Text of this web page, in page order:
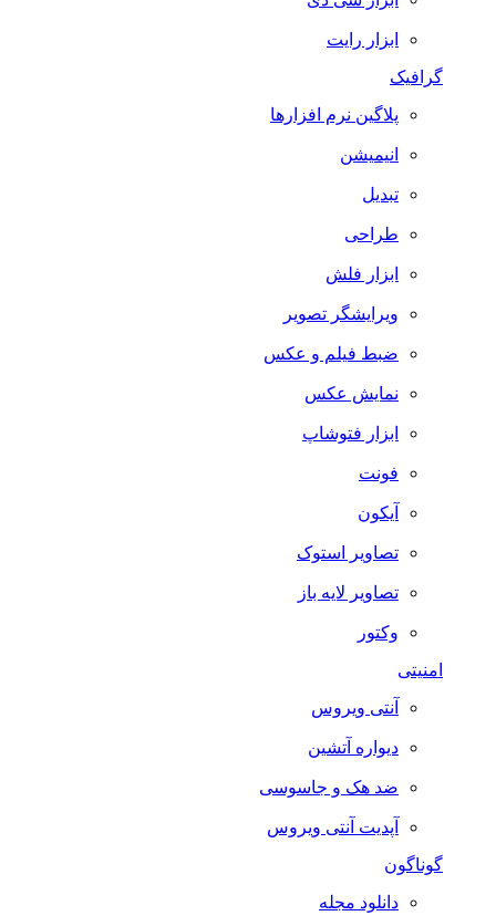
ابزار رایت
گرافیک
پلاگین نرم افزارها
انیمیشن
تبدیل
طراحی
ابزار فلش
ویرایشگر تصویر
ضبط فيلم و عكس
نمایش عکس
ابزار فتوشاپ
فونت
آیکون
تصاویر استوک
تصاویر لایه باز
وکتور
امنیتی
آنتی ویروس
دیواره آتشین
ضد هک و جاسوسی
آپدیت آنتی ویروس
گوناگون
دانلود مجله